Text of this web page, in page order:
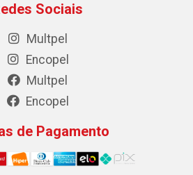
Sociais
Multpel
Encopel
Multpel
Encopel
de Pagamento